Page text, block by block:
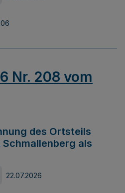
Nr. 208 vom
des Ortsteils
als
22.07.2026